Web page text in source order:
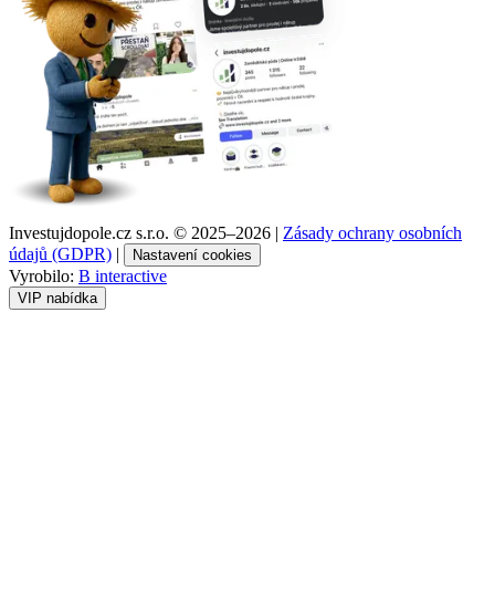
Investujdopole.cz s.r.o. © 2025–2026 | Zásady ochrany osobních
údajů (GDPR) | Nastavení cookies
Vyrobilo: B interactive
VIP nabídka